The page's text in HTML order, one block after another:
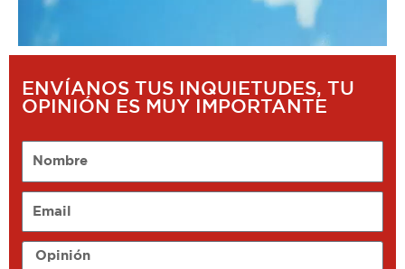
ENVÍANOS TUS INQUIETUDES, TU
OPINIÓN ES MUY IMPORTANTE
Opinión